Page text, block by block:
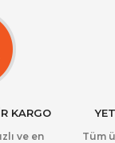
KARGO
ve en
Tüm